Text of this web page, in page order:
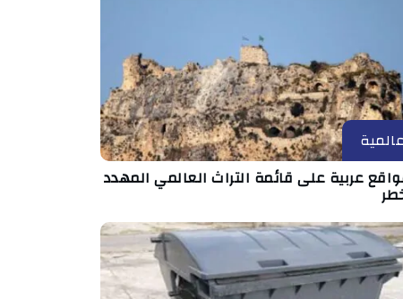
عالمية
عربية على قائمة التراث العالمي المهدد